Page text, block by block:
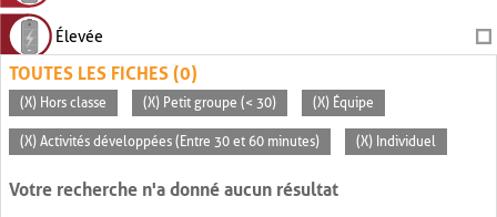
Élevée
TOUTES LES FICHES (0)
(X) Hors classe (X) Petit groupe (< 30) (X) Équipe
(X) Activités développées (Entre 30 et 60 minutes) (X) Individuel
Votre recherche n'a donné aucun résultat